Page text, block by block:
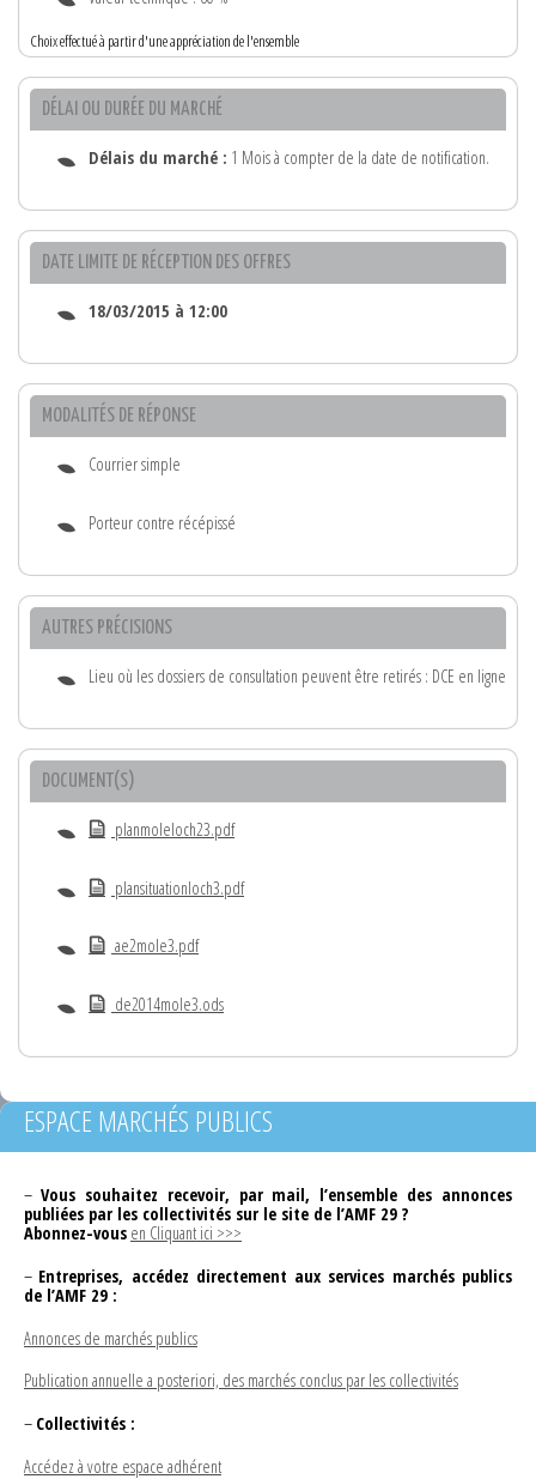
Choix effectué à partir d'une appréciation de l'ensemble
DÉLAI OU DURÉE DU MARCHÉ
Délais du marché : 1 Mois à compter de la date de notification.
DATE LIMITE DE RÉCEPTION DES OFFRES
18/03/2015 à 12:00
MODALITÉS DE RÉPONSE
Courrier simple
Porteur contre récépissé
AUTRES PRÉCISIONS
Lieu où les dossiers de consultation peuvent être retirés : DCE en ligne
DOCUMENT(S)
planmoleloch23.pdf
plansituationloch3.pdf
ae2mole3.pdf
de2014mole3.ods
ESPACE MARCHÉS PUBLICS
– Vous souhaitez recevoir, par mail, l’ensemble des annonces
publiées par les collectivités sur le site de l’AMF 29 ?
Abonnez-vous en Cliquant ici >>>
– Entreprises, accédez directement aux services marchés publics
de l’AMF 29 :
Annonces de marchés publics
Publication annuelle a posteriori, des marchés conclus par les collectivités
– Collectivités :
Accédez à votre espace adhérent